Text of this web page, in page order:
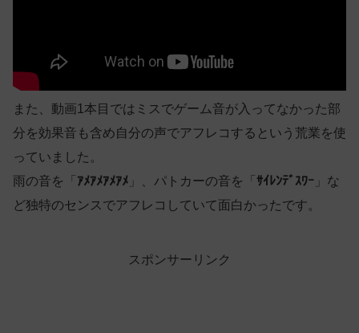
また、動画1本目ではミスでゲーム音が入ってなかった部
分を効果音も含め自分の声でアフレコするという荒業を使
っていました。
雨の音を「 ｱﾒｱﾒｱﾒｱﾒ 」、パトカーの音を「 ｻｲﾚﾝﾃﾞｽﾜｰ 」な
ど独特のセンスでアフレコしていて面白かったです。
スポンサーリンク